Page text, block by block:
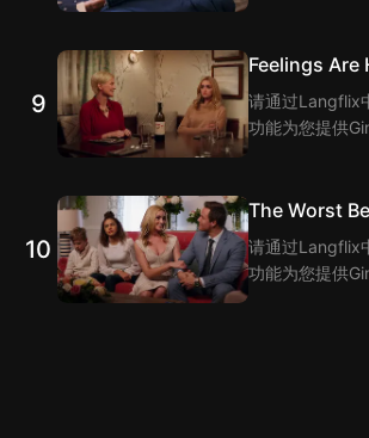
9
Feelings Are
请通过Langflix
功能为您提供
10
The Worst
请通过Langflix
功能为您提供